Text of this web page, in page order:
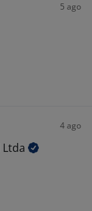
5 ago
4 ago
Ltda